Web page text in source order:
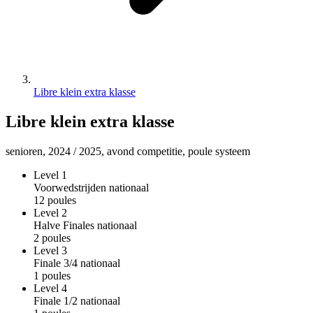
Libre klein extra klasse
Libre klein extra klasse
senioren, 2024 / 2025, avond competitie, poule systeem
Level 1
Voorwedstrijden nationaal
12 poules
Level 2
Halve Finales nationaal
2 poules
Level 3
Finale 3/4 nationaal
1 poules
Level 4
Finale 1/2 nationaal